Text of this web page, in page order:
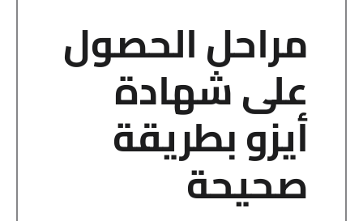
مراحل الحصول
على شهادة
أيزو بطريقة
صحيحة